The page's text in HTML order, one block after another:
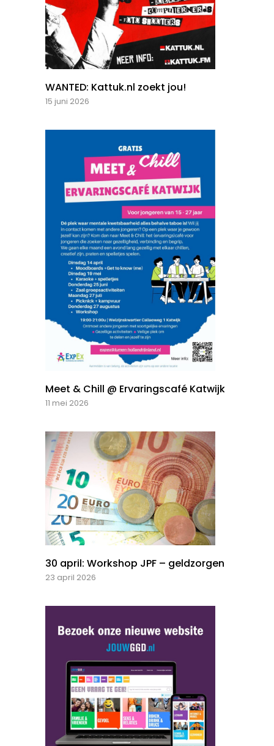
WANTED: Kattuk.nl zoekt jou!
15 juni 2026
Meet & Chill @ Ervaringscafé Katwijk
11 mei 2026
30 april: Workshop JPF – geldzorgen
23 april 2026